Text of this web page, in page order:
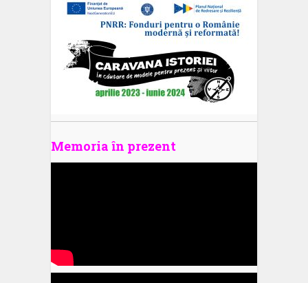
Memoria în prezent